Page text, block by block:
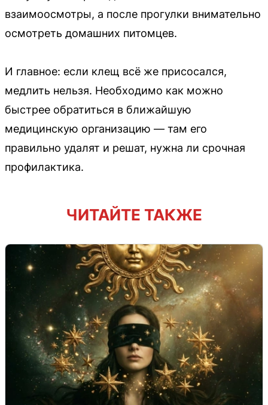
взаимоосмотры, а после прогулки внимательно
осмотреть домашних питомцев.
И главное: если клещ всё же присосался,
медлить нельзя. Необходимо как можно
быстрее обратиться в ближайшую
медицинскую организацию — там его
правильно удалят и решат, нужна ли срочная
профилактика.
ЧИТАЙТЕ ТАКЖЕ